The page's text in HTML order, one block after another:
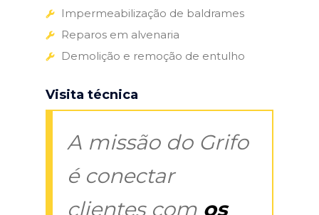
Impermeabilização de baldrames
Reparos em alvenaria
Demolição e remoção de entulho
Visita técnica
A missão do Grifo
é conectar
clientes com os